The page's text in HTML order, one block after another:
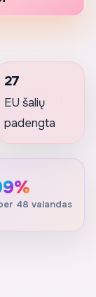
27
EU šalių
padengta
48 valandas